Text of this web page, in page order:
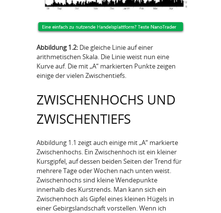
Abbildung 1.2: Die gleiche Linie auf einer
arithmetischen Skala. Die Linie weist nun eine
Kurve auf. Die mit „A“ markierten Punkte zeigen
einige der vielen Zwischentiefs.
ZWISCHENHOCHS UND
ZWISCHENTIEFS
Abbildung 1.1 zeigt auch einige mit „A“ markierte
Zwischenhochs. Ein Zwischenhoch ist ein kleiner
Kursgipfel, auf dessen beiden Seiten der Trend für
mehrere Tage oder Wochen nach unten weist.
Zwischenhochs sind kleine Wendepunkte
innerhalb des Kurstrends. Man kann sich ein
Zwischenhoch als Gipfel eines kleinen Hügels in
einer Gebirgslandschaft vorstellen. Wenn ich